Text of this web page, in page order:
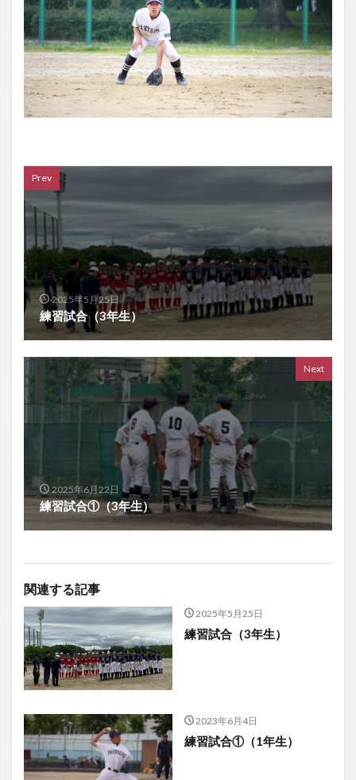
Prev
2025年5月25日
練習試合（3年生）
Next
2025年6月22日
練習試合①（3年生）
関連する記事
2025年5月25日
練習試合（3年生）
2023年6月4日
練習試合①（1年生）